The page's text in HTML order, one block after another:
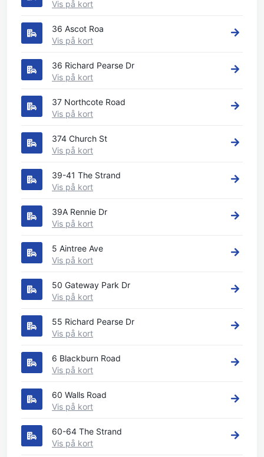
Vis på kort
36 Ascot Roa
Vis på kort
36 Richard Pearse Dr
Vis på kort
37 Northcote Road
Vis på kort
374 Church St
Vis på kort
39-41 The Strand
Vis på kort
39A Rennie Dr
Vis på kort
5 Aintree Ave
Vis på kort
50 Gateway Park Dr
Vis på kort
55 Richard Pearse Dr
Vis på kort
6 Blackburn Road
Vis på kort
60 Walls Road
Vis på kort
60-64 The Strand
Vis på kort